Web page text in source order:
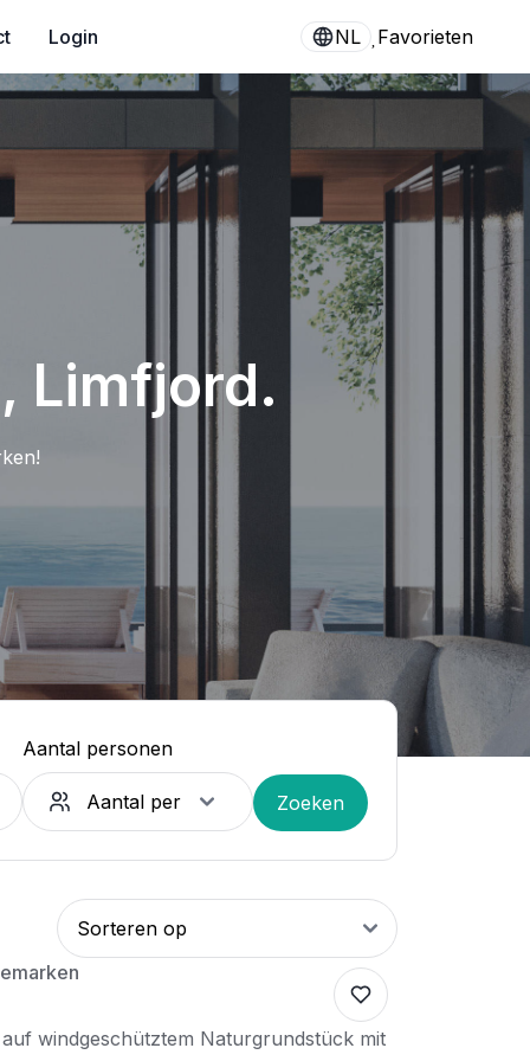
Login NL Favorieten
Limfjord.
Aantal personen
Zoeken
windgeschütztem Naturgrundstück mit